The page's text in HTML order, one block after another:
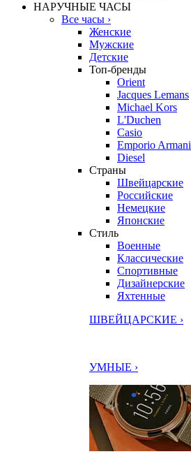
НАРУЧНЫЕ ЧАСЫ
Все часы ›
Женские
Мужские
Детские
Топ-бренды
Orient
Jacques Lemans
Michael Kors
L'Duchen
Casio
Emporio Armani
Diesel
Страны
Швейцарские
Российские
Немецкие
Японские
Стиль
Военные
Классические
Спортивные
Дизайнерские
Яхтенные
ШВЕЙЦАРСКИЕ ›
УМНЫЕ ›